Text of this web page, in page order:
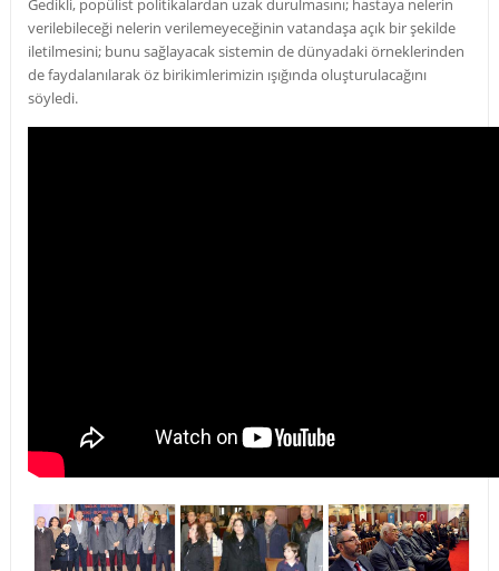
Gedikli, popülist politikalardan uzak durulmasını; hastaya nelerin
verilebileceği nelerin verilemeyeceğinin vatandaşa açık bir şekilde
iletilmesini; bunu sağlayacak sistemin de dünyadaki örneklerinden
de faydalanılarak öz birikimlerimizin ışığında oluşturulacağını
söyledi.